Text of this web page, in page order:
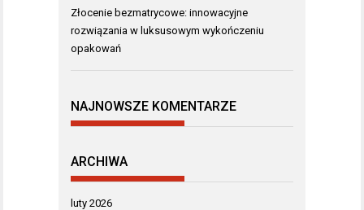
Złocenie bezmatrycowe: innowacyjne
rozwiązania w luksusowym wykończeniu
opakowań
NAJNOWSZE KOMENTARZE
ARCHIWA
luty 2026